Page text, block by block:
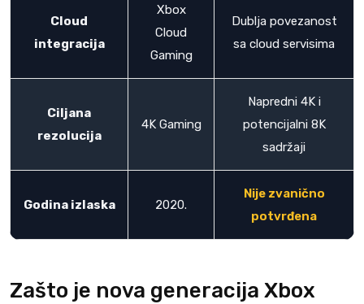
Cloud
integracija
Xbox
Cloud
Gaming
Dublja povezanost
sa cloud servisima
Ciljana
rezolucija
4K Gaming
Napredni 4K i
potencijalni 8K
sadržaji
Godina izlaska 2020.
Nije zvanično
potvrđena
Zašto je nova generacija Xbox